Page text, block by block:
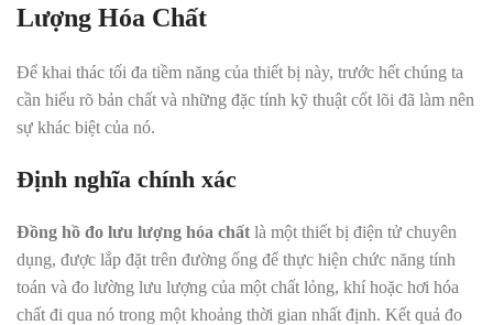
Lượng Hóa Chất
Để khai thác tối đa tiềm năng của thiết bị này, trước hết chúng ta
cần hiểu rõ bản chất và những đặc tính kỹ thuật cốt lõi đã làm nên
sự khác biệt của nó.
Định nghĩa chính xác
Đồng hồ đo lưu lượng hóa chất là một thiết bị điện tử chuyên
dụng, được lắp đặt trên đường ống để thực hiện chức năng tính
toán và đo lường lưu lượng của một chất lỏng, khí hoặc hơi hóa
chất đi qua nó trong một khoảng thời gian nhất định. Kết quả đo